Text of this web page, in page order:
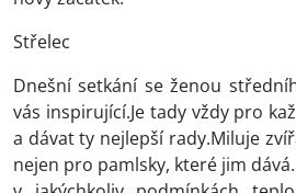
Střelec
Dnešní setkání se ženou
vás inspirující.Je tady vždy pro
a dávat ty nejlepší rady.Miluje
nejen pro pamlsky, které jim